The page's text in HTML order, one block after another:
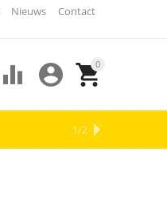
Nieuws Contact
0



1/2